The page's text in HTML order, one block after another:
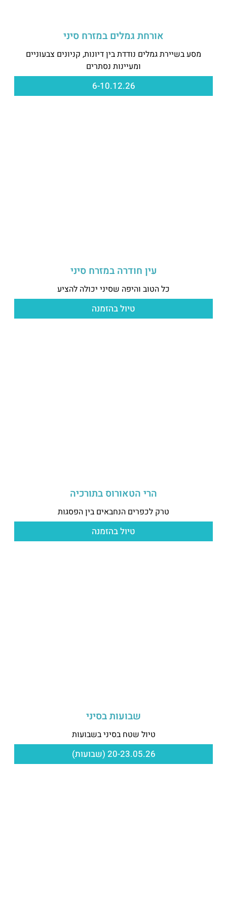
אורחת גמלים במזרח סיני
מסע בשיירת גמלים נודדת בין דיונות, קניונים צבעוניים
ומעיינות נסתרים
6-10.12.26
עין חודרה במזרח סיני
כל הטוב והיפה שסיני יכולה להציע
טיול בהזמנה
הרי הטאורוס בתורכיה
טרק לכפרים הנחבאים בין הפסגות
טיול בהזמנה
שבועות בסיני
טיול שטח בסיני בשבועות
20-23.05.26 (שבועות)